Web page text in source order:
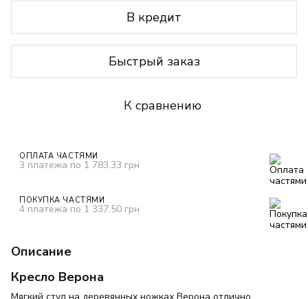
В кредит
Быстрый заказ
К сравнению
ОПЛАТА ЧАСТЯМИ
3 платежа по 1 783.33 грн
ПОКУПКА ЧАСТЯМИ
4 платежа по 1 337.50 грн
Описание
Кресло Верона